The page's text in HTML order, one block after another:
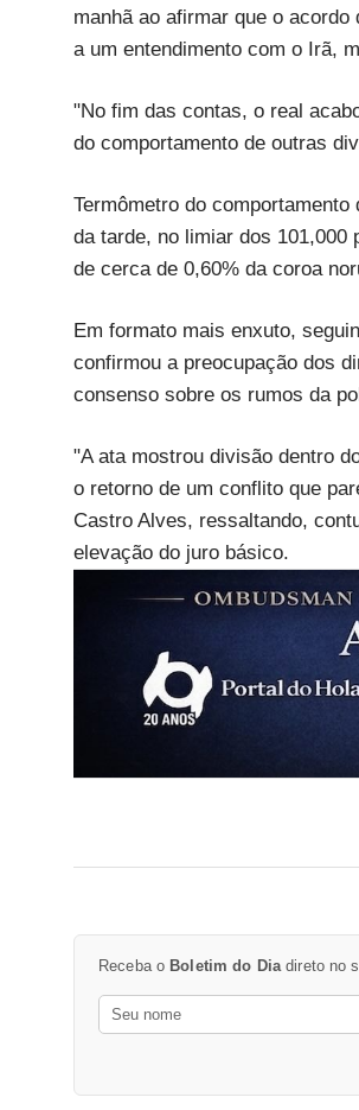
manhã ao afirmar que o
a um entendimento com o Irã,
"No fim das contas, o real
do comportamento de outras
Termômetro do
da tarde, no limiar dos 101,000
de cerca de 0,60% da coroa
Em formato mais enxuto,
confirmou a preocupação dos
consenso sobre os rumos da
"A ata mostrou divisão dentro
o retorno de um conflito que
Castro Alves, ressaltando,
elevação do juro básico.
Receba o Boletim do Diadireto no